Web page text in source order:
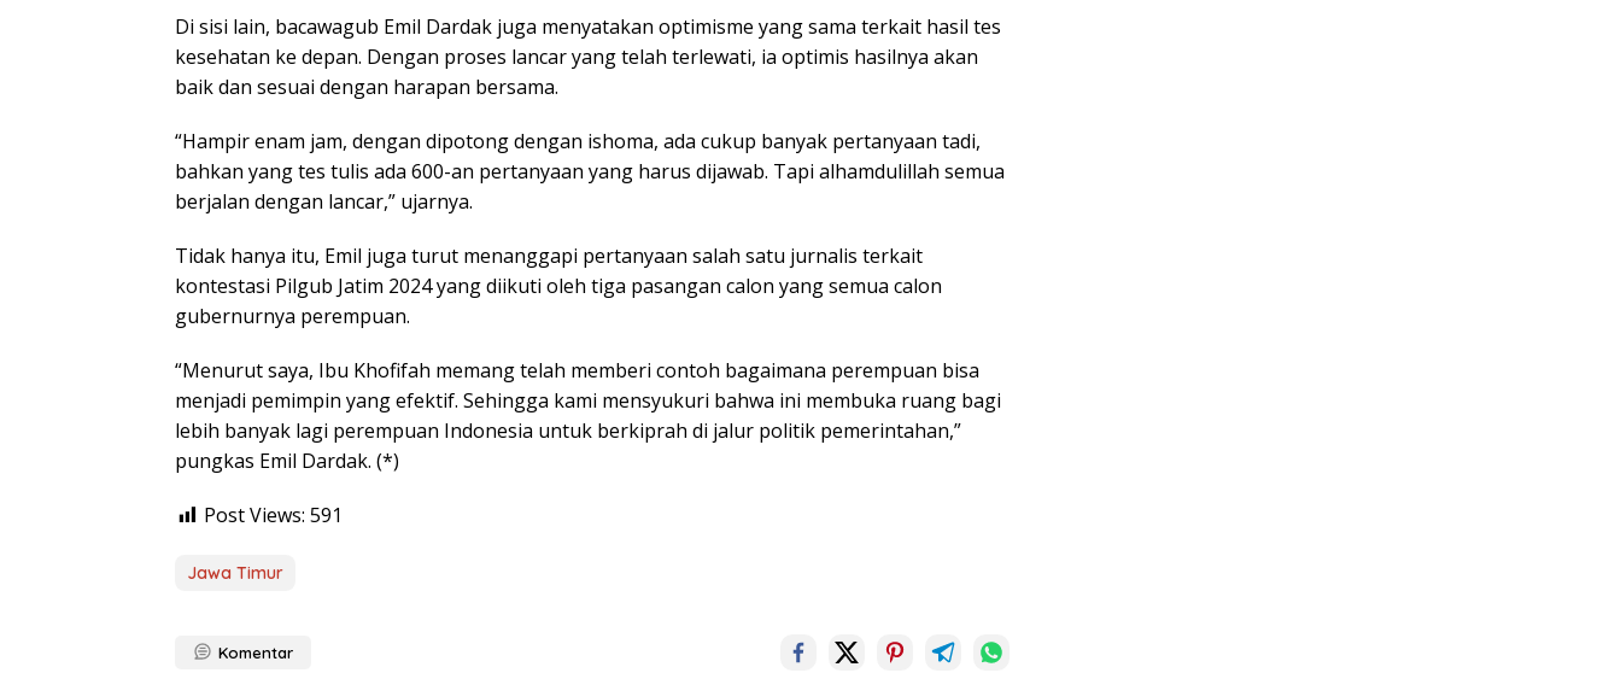
Di sisi lain, bacawagub Emil Dardak juga menyatakan optimisme yang sama terkait hasil tes
kesehatan ke depan. Dengan proses lancar yang telah terlewati, ia optimis hasilnya akan
baik dan sesuai dengan harapan bersama.
“Hampir enam jam, dengan dipotong dengan ishoma, ada cukup banyak pertanyaan tadi,
bahkan yang tes tulis ada 600-an pertanyaan yang harus dijawab. Tapi alhamdulillah semua
berjalan dengan lancar,” ujarnya.
Tidak hanya itu, Emil juga turut menanggapi pertanyaan salah satu jurnalis terkait
kontestasi Pilgub Jatim 2024 yang diikuti oleh tiga pasangan calon yang semua calon
gubernurnya perempuan.
“Menurut saya, Ibu Khofifah memang telah memberi contoh bagaimana perempuan bisa
menjadi pemimpin yang efektif. Sehingga kami mensyukuri bahwa ini membuka ruang bagi
lebih banyak lagi perempuan Indonesia untuk berkiprah di jalur politik pemerintahan,”
pungkas Emil Dardak. (*)
Post Views: 591
Jawa Timur
Komentar